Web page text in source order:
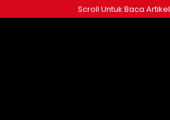
ke
Scroll Untuk Baca Artikel